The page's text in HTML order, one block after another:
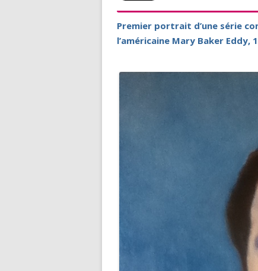
Premier portrait d’une série
l’américaine Mary Baker